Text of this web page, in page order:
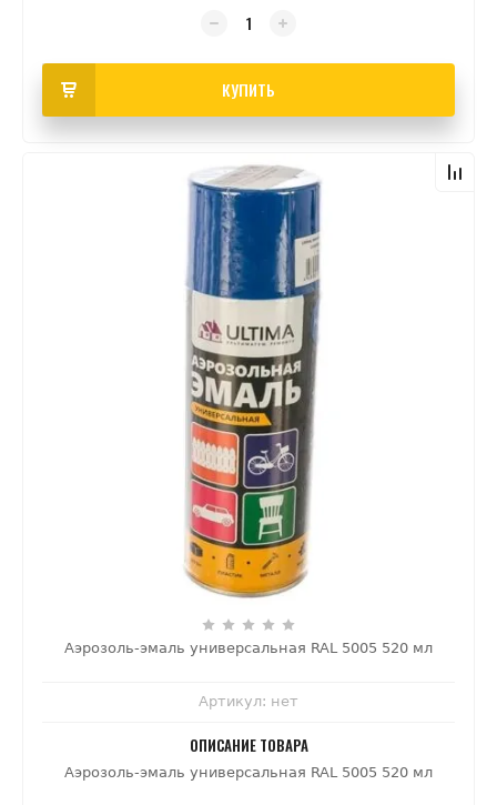
КУПИТЬ
Аэрозоль-эмаль универсальная RAL 5005 520 мл
Артикул: нет
ОПИСАНИЕ ТОВАРА
Аэрозоль-эмаль универсальная RAL 5005 520 мл